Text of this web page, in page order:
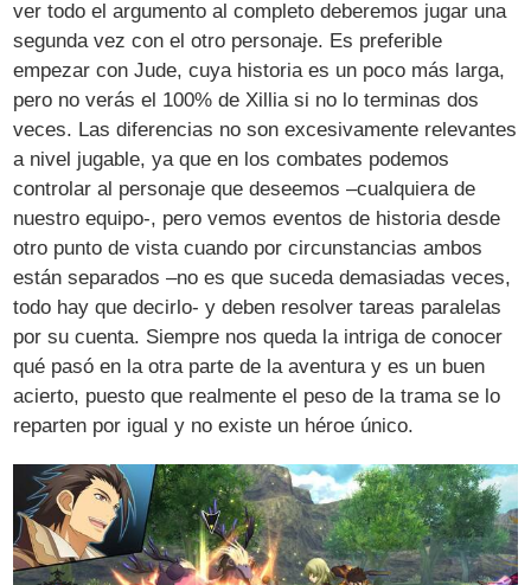
ver todo el argumento al completo deberemos jugar una
segunda vez con el otro personaje. Es preferible
empezar con Jude, cuya historia es un poco más larga,
pero no verás el 100% de Xillia si no lo terminas dos
veces. Las diferencias no son excesivamente relevantes
a nivel jugable, ya que en los combates podemos
controlar al personaje que deseemos –cualquiera de
nuestro equipo-, pero vemos eventos de historia desde
otro punto de vista cuando por circunstancias ambos
están separados –no es que suceda demasiadas veces,
todo hay que decirlo- y deben resolver tareas paralelas
por su cuenta. Siempre nos queda la intriga de conocer
qué pasó en la otra parte de la aventura y es un buen
acierto, puesto que realmente el peso de la trama se lo
reparten por igual y no existe un héroe único.